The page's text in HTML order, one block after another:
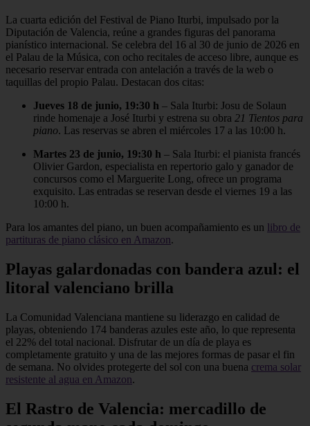
La cuarta edición del Festival de Piano Iturbi, impulsado por la
Diputación de Valencia, reúne a grandes figuras del panorama
pianístico internacional. Se celebra del 16 al 30 de junio de 2026 en
el Palau de la Música, con ocho recitales de acceso libre, aunque es
necesario reservar entrada con antelación a través de la web o
taquillas del propio Palau. Destacan dos citas:
Jueves 18 de junio, 19:30 h – Sala Iturbi: Josu de Solaun
rinde homenaje a José Iturbi y estrena su obra 21 Tientos para
piano. Las reservas se abren el miércoles 17 a las 10:00 h.
Martes 23 de junio, 19:30 h – Sala Iturbi: el pianista francés
Olivier Gardon, especialista en repertorio galo y ganador de
concursos como el Marguerite Long, ofrece un programa
exquisito. Las entradas se reservan desde el viernes 19 a las
10:00 h.
Para los amantes del piano, un buen acompañamiento es un libro de
partituras de piano clásico en Amazon.
Playas galardonadas con bandera azul: el
litoral valenciano brilla
La Comunidad Valenciana mantiene su liderazgo en calidad de
playas, obteniendo 174 banderas azules este año, lo que representa
el 22% del total nacional. Disfrutar de un día de playa es
completamente gratuito y una de las mejores formas de pasar el fin
de semana. No olvides protegerte del sol con una buena crema solar
resistente al agua en Amazon.
El Rastro de Valencia: mercadillo de